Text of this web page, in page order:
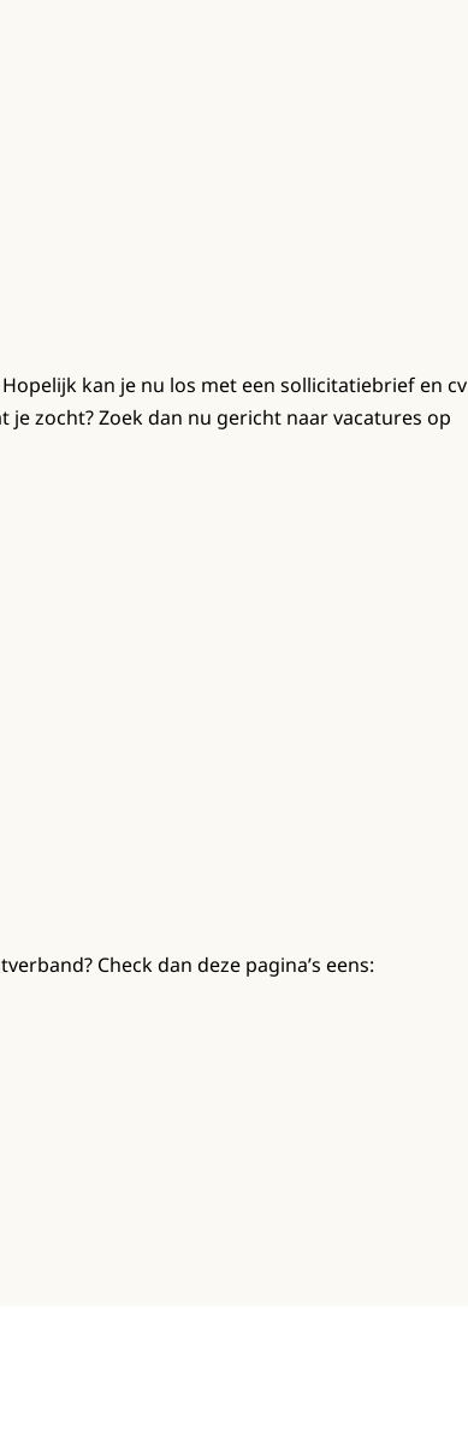
kan je nu los met een sollicitatiebrief en cv
zocht? Zoek dan nu gericht naar vacatures op
Check dan deze pagina’s eens: